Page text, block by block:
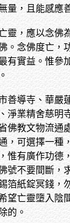
量，且能感應
靈，應以念佛
。念佛度亡，
有實益。惟參
善導寺、華嚴
淨業精舍慈明
佛教文物流通
，可選擇一種
惟有廣作功德
號不要間斷，
箔紙錠冥錢，
望亡靈墮入陰
的。